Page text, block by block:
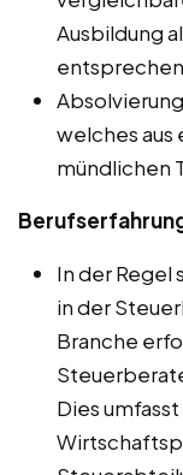
Ausbildung
welches
mündlichen
In der Regel
in der
Branche
Dies